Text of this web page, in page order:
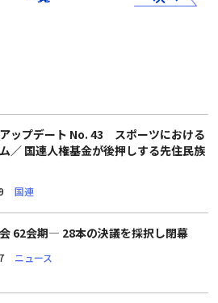
ップデート No. 43 スポーツにおける
／ 国連人権基金が後押しする先住民族
国連
62会期― 28本の決議を採択し閉幕
ニュース